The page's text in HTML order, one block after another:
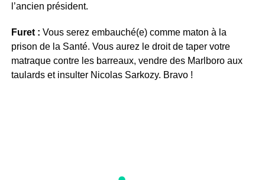
l’ancien président.
Furet : Vous serez embauché(e) comme maton à la
prison de la Santé. Vous aurez le droit de taper votre
matraque contre les barreaux, vendre des Marlboro aux
taulards et insulter Nicolas Sarkozy. Bravo !